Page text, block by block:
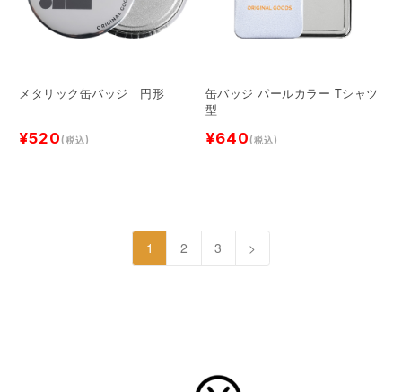
メタリック缶バッジ 円形
¥520(税込)
缶バッジ パールカラー Tシャツ
型
¥640(税込)
1 2 3 >